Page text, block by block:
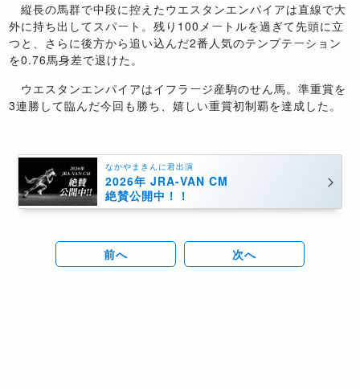
縦長の馬群で中段に控えたウエスタンエンパイアは直線で大
外に持ち出してスパート。残り100メートルを過ぎて先頭に立
つと、さらに後方から追い込んだ2番人気のテンプテーション
を0.76馬身差で退けた。
ウエスタンエンパイアはイフラージ産駒のせん馬。準重賞を
3連勝して臨んだ今回も勝ち、嬉しい重賞初制覇を達成した。
なかやまきんに君出演
2026年 JRA-VAN CM
絶賛公開中！！
前へ 次へ